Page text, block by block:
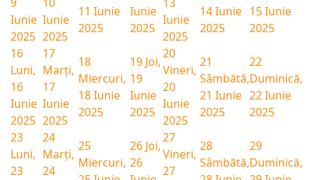
Iunie
2025
Iunie
2025
11 Iunie
2025
Iunie
2025
Iunie
2025
14 Iunie
2025
15 Iunie
2025
16
Luni,
16
Iunie
2025
17
Marți,
17
Iunie
2025
18
Miercuri,
18 Iunie
2025
19 Joi,
19
Iunie
2025
20
Vineri,
20
Iunie
2025
21
Sâmbătă,
21 Iunie
2025
22
Duminică,
22 Iunie
2025
23
Luni,
23
24
Marți,
24
25
Miercuri,
26 Joi,
26
27
Vineri,
27
28
Sâmbătă,
29
Duminică,